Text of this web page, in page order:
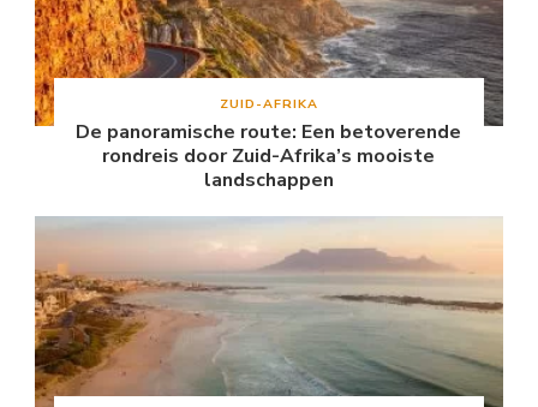
ZUID-AFRIKA
De panoramische route: Een betoverende
rondreis door Zuid-Afrika’s mooiste
landschappen